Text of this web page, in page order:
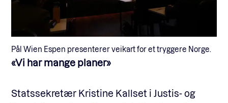
Pål Wien Espen presenterer veikart for et tryggere Norge.
«Vi har mange planer»
Statssekretær Kristine Kallset i Justis- og